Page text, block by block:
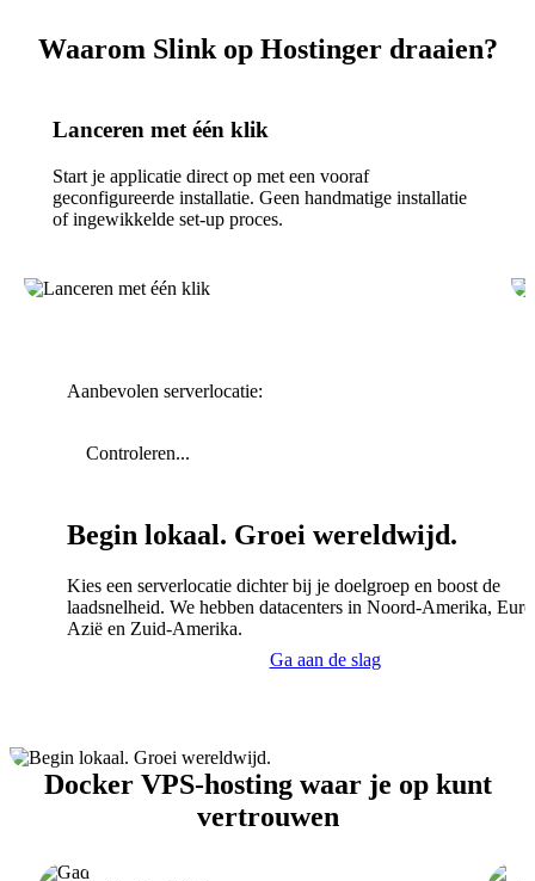
Waarom Slink op Hostinger draaien?
Lanceren met één klik
Start je applicatie direct op met een vooraf
geconfigureerde installatie. Geen handmatige installatie
of ingewikkelde set-up proces.
Aanbevolen serverlocatie:
Controleren...
Begin lokaal. Groei wereldwijd.
Kies een serverlocatie dichter bij je doelgroep en boost de
laadsnelheid. We hebben datacenters in Noord-Amerika,
Azië en Zuid-Amerika.
Ga aan de slag
Docker VPS-hosting waar je op kunt
vertrouwen